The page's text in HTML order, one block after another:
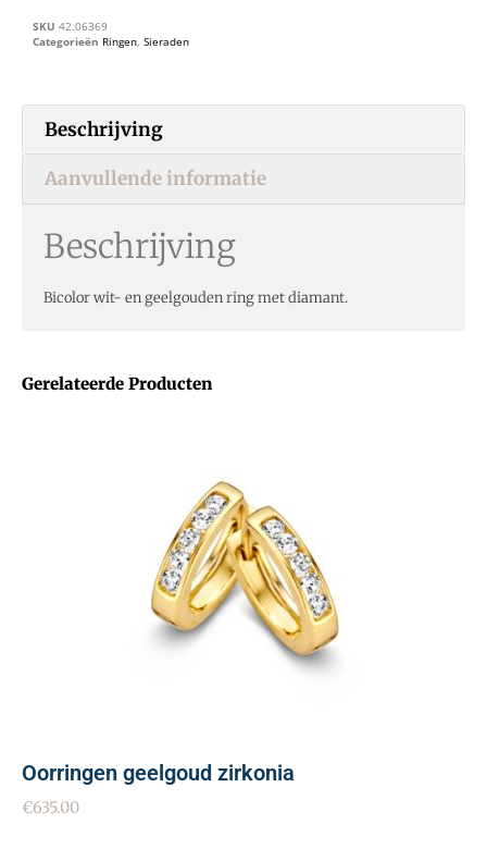
Gerelateerde Producten
Oorringen geelgoud zirkonia
€635.00
SKU 42.06369
Categorieën Ringen, Sieraden
Beschrijving
Aanvullende informatie
Beschrijving
Bicolor wit- en geelgouden ring met diamant.